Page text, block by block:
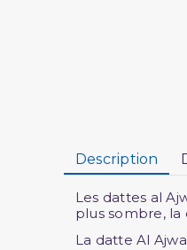
Description
Les dattes al
plus sombre, la
La datte Al